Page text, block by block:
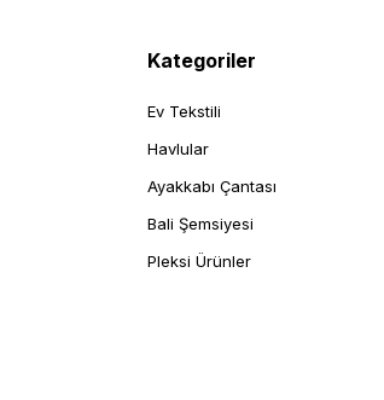
Kategoriler
Ev Tekstili
Havlular
Ayakkabı Çantası
Bali Şemsiyesi
Pleksi Ürünler